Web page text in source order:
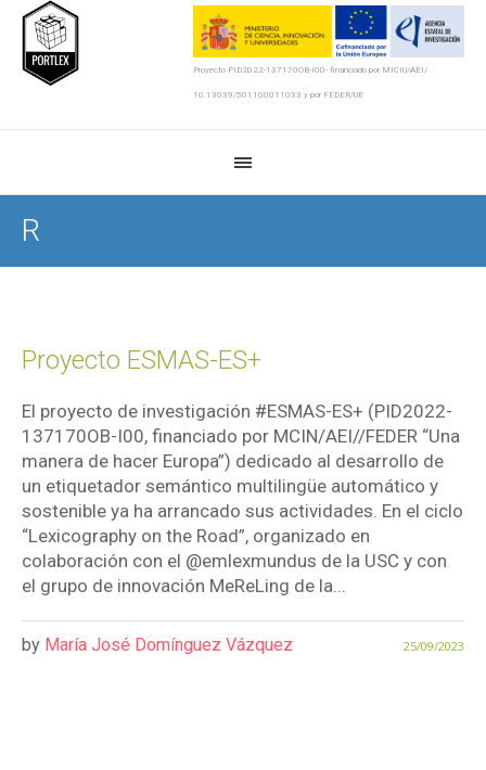
Proyecto PID2022-137170OB-I00- financiado por MICIU/AEI/
10.13039/501100011033 y por FEDER/UE
R
Proyecto ESMAS-ES+
El proyecto de investigación #ESMAS-ES+ (PID2022-
137170OB-I00, financiado por MCIN/AEI//FEDER “Una
manera de hacer Europa”) dedicado al desarrollo de
un etiquetador semántico multilingüe automático y
sostenible ya ha arrancado sus actividades. En el ciclo
“Lexicography on the Road”, organizado en
colaboración con el @emlexmundus de la USC y con
el grupo de innovación MeReLing de la...
25/09/2023
by María José Domínguez Vázquez